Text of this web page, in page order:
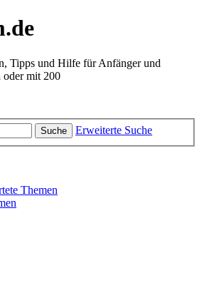
Tipps und Hilfe für Anfänger und
mit 200
Suche Erweiterte Suche
Themen